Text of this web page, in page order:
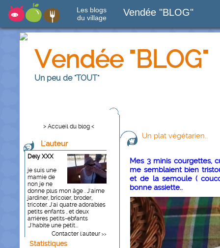
Les blogs
du village
Vendée "BLOG"
Vendée "BLOG"
Un peu de "TOUT"
> Accueil du blog <
L'auteur
Dely XXX
je suis une
mamie de
non je ne
donne plus mon âge . J'aime
jardiner, bricoler, broder,
tricoter. J'ai quatre adorables
petits enfants , et deux
arrières petits-ebfants
.J'habite une petit...
Contacter l'auteur >>
Statistiques
Un plat végétarien..
Mes 3 minis courgettes,
me semblaient bien
et de la semoule (
bonne assiette..